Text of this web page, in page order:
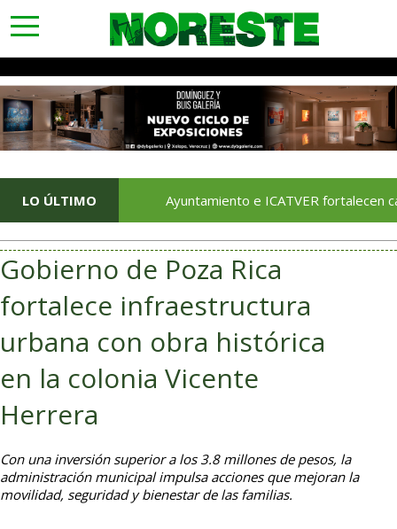
toggle
navigation
LO ÚLTIMO Ayuntamiento e ICATVER fortalecen
Gobierno de Poza Rica
fortalece infraestructura
urbana con obra histórica
en la colonia Vicente
Herrera
Con una inversión superior a los 3.8 millones de pesos, la
administración municipal impulsa acciones que mejoran la
movilidad, seguridad y bienestar de las familias.